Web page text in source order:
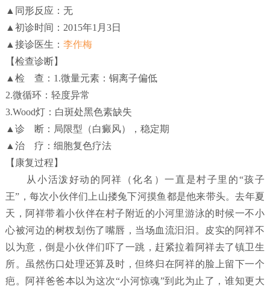
▲同形反应：无
▲初诊时间：2015年1月3日
▲接诊医生：李作梅
【检查诊断】
▲检 查：1.微量元素：铜离子偏低
2.微循环：轻度异常
3.Wood灯：白斑处黑色素缺失
▲诊 断：局限型（白癜风），稳定期
▲治 疗：细胞复色疗法
【康复过程】
从小活泼好动的阿祥（化名）一直是村子里的“孩子
王”，每次小伙伴们上山搂兔下河摸鱼都是他来带头。去年夏
天，阿祥带着小伙伴在村子附近的小河里游泳的时候一不小
心被河边的树杈划伤了嘴唇，当场血流汩汩。皮实的阿祥不
以为意，倒是小伙伴们吓了一跳，赶紧拉着阿祥去了镇卫生
所。虽然伤口处理还算及时，但终归在阿祥的脸上留下一个
疤。阿祥爸爸本以为这次“小河惊魂”到此为止了，谁知更大